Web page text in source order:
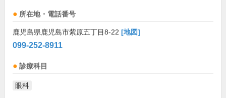
所在地・電話番号
鹿児島県鹿児島市紫原五丁目8-22 [地図]
099-252-8911
診療科目
眼科